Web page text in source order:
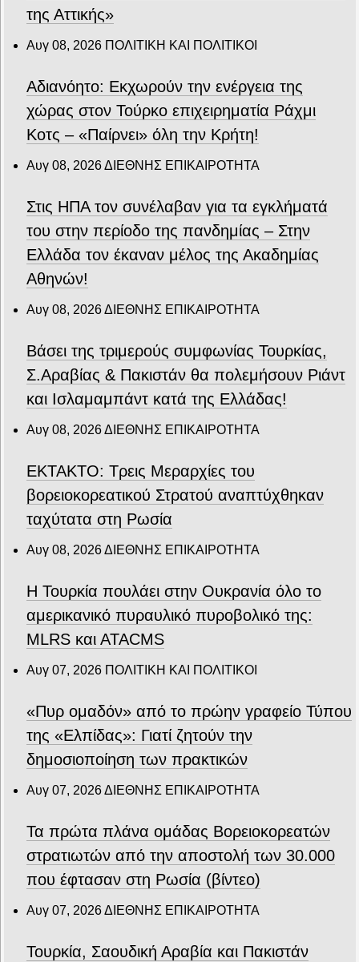
της Αττικής»
Αυγ 08, 2026 ΠΟΛΙΤΙΚΗ ΚΑΙ ΠΟΛΙΤΙΚΟΙ
Αδιανόητο: Εκχωρούν την ενέργεια της
χώρας στον Τούρκο επιχειρηματία Ράχμι
Κοτς – «Παίρνει» όλη την Κρήτη!
Αυγ 08, 2026ΔΙΕΘΝΗΣ ΕΠΙΚΑΙΡΟΤΗΤΑ
Στις ΗΠΑ τον συνέλαβαν για τα εγκλήματά
του στην περίοδο της πανδημίας – Στην
Ελλάδα τον έκαναν μέλος της Ακαδημίας
Αθηνών!
Αυγ 08, 2026ΔΙΕΘΝΗΣ ΕΠΙΚΑΙΡΟΤΗΤΑ
Βάσει της τριμερούς συμφωνίας Τουρκίας,
Σ.Αραβίας & Πακιστάν θα πολεμήσουν Ριάντ
και Ισλαμαμπάντ κατά της Ελλάδας!
Αυγ 08, 2026ΔΙΕΘΝΗΣ ΕΠΙΚΑΙΡΟΤΗΤΑ
ΕΚΤΑΚΤΟ: Τρεις Μεραρχίες του
βορειοκορεατικού Στρατού αναπτύχθηκαν
ταχύτατα στη Ρωσία
Αυγ 08, 2026ΔΙΕΘΝΗΣ ΕΠΙΚΑΙΡΟΤΗΤΑ
Η Τουρκία πουλάει στην Ουκρανία όλο το
αμερικανικό πυραυλικό πυροβολικό της:
MLRS και ΑΤΑCMS
Αυγ 07, 2026 ΠΟΛΙΤΙΚΗ ΚΑΙ ΠΟΛΙΤΙΚΟΙ
«Πυρ ομαδόν» από το πρώην γραφείο Τύπου
της «Ελπίδας»: Γιατί ζητούν την
δημοσιοποίηση των πρακτικών
Αυγ 07, 2026ΔΙΕΘΝΗΣ ΕΠΙΚΑΙΡΟΤΗΤΑ
Τα πρώτα πλάνα ομάδας Βορειοκορεατών
στρατιωτών από την αποστολή των 30.000
που έφτασαν στη Ρωσία (βίντεο)
Αυγ 07, 2026ΔΙΕΘΝΗΣ ΕΠΙΚΑΙΡΟΤΗΤΑ
Τουρκία, Σαουδική Αραβία και Πακιστάν